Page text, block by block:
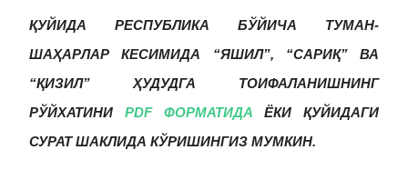
ҚУЙИДА РЕСПУБЛИКА БЎЙИЧА ТУМАН-
ШАҲАРЛАР КЕСИМИДА “ЯШИЛ”, “САРИҚ” ВА
“ҚИЗИЛ” ҲУДУДГА ТОИФАЛАНИШНИНГ
РЎЙХАТИНИ PDF ФОРМАТИДА ЁКИ ҚУЙИДАГИ
СУРАТ ШАКЛИДА КЎРИШИНГИЗ МУМКИН.